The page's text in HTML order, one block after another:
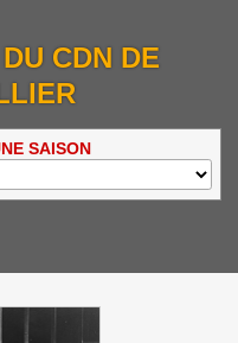
CDN DE
SAISON